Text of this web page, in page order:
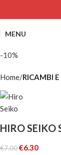
MENU
-10%
Home RICAMBI
HIRO SEIKO
€7.00€6.30